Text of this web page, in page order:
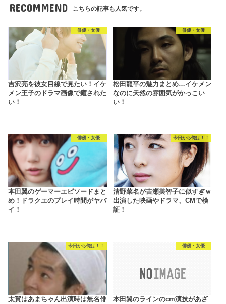
RECOMMEND こちらの記事も人気です。
俳優・女優
吉沢亮を彼女目線で見たい！イケ
メン王子のドラマ画像で癒された
い！
俳優・女優
松田龍平の魅力まとめ…イケメン
なのに天然の雰囲気がかっこい
い！
俳優・女優
本田翼のゲーマーエピソードまと
め！ドラクエのプレイ時間がヤバ
イ！
今日から俺は！！
清野菜名が吉瀬美智子に似すぎｗ
出演した映画やドラマ、CMで検
証！
今日から俺は！！
太賀はあまちゃん出演時は無名俳
俳優・女優
本田翼のラインのcm演技があざ